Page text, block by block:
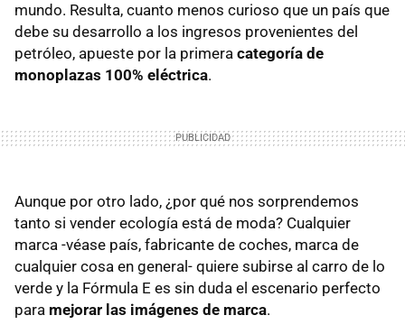
mundo. Resulta, cuanto menos curioso que un país que
debe su desarrollo a los ingresos provenientes del
petróleo, apueste por la primera categoría de
monoplazas 100% eléctrica.
Aunque por otro lado, ¿por qué nos sorprendemos
tanto si vender ecología está de moda? Cualquier
marca -véase país, fabricante de coches, marca de
cualquier cosa en general- quiere subirse al carro de lo
verde y la Fórmula E es sin duda el escenario perfecto
para mejorar las imágenes de marca.